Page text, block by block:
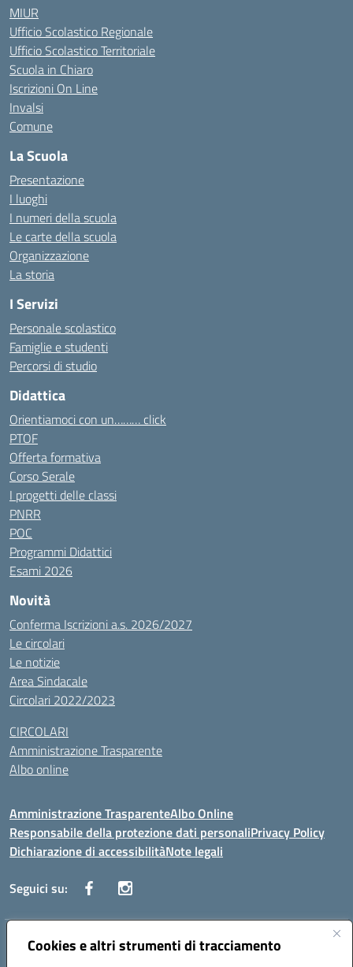
Cookies e altri strumenti di tracciamento
MIUR
Ufficio Scolastico Regionale
Ufficio Scolastico Territoriale
Scuola in Chiaro
Iscrizioni On Line
Invalsi
Comune
La Scuola
Presentazione
I luoghi
I numeri della scuola
Le carte della scuola
Organizzazione
La storia
I Servizi
Personale scolastico
Famiglie e studenti
Percorsi di studio
Didattica
Orientiamoci con un……… click
PTOF
Offerta formativa
Corso Serale
I progetti delle classi
PNRR
POC
Programmi Didattici
Esami 2026
Novità
Conferma Iscrizioni a.s. 2026/2027
Le circolari
Le notizie
Area Sindacale
Circolari 2022/2023
CIRCOLARI
Amministrazione Trasparente
Albo online
Amministrazione TrasparenteAlbo Online
Responsabile della protezione dati personaliPrivacy Policy
Dichiarazione di accessibilitàNote legali
Seguici su:
Indirizzo:Corso Vittorio Emanuele, 27 90133 - Palermo